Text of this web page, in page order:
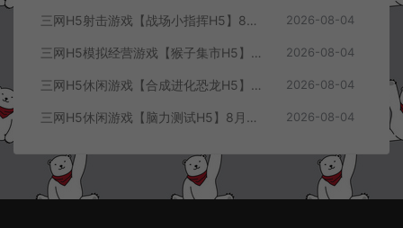
三网H5射击游戏【战场小指挥H5】8月最新整理Linux手工服务端+Win一键服务端+解压即玩+简易安卓客户端+详细搭建教程 2026-08-04
三网H5模拟经营游戏【猴子集市H5】8月最新整理Linux手工服务端+Win一键服务端+解压即玩+简易安卓客户端+详细搭建教程 2026-08-04
三网H5休闲游戏【合成进化恐龙H5】8月最新整理Linux手工服务端+Win一键服务端+解压即玩+简易安卓客户端+详细搭建教程 2026-08-04
三网H5休闲游戏【脑力测试H5】8月最新整理Linux手工服务端+Win一键服务端+解压即玩+简易安卓客户端+详细搭建教程 2026-08-04